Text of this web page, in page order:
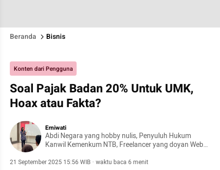
Beranda Bisnis
Konten dari Pengguna
Soal Pajak Badan 20% Untuk UMK,
Hoax atau Fakta?
Erniwati
Abdi Negara yang hobby nulis, Penyuluh Hukum
Kanwil Kemenkum NTB, Freelancer yang doyan Web
hal baru.
21 September 2025 15:56 WIB · waktu baca 6 menit